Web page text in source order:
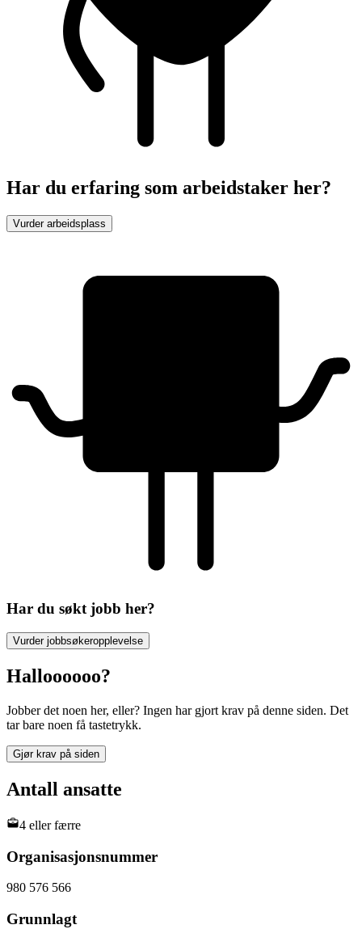
Har du erfaring som arbeidstaker her?
Vurder arbeidsplass
Har du søkt jobb her?
Vurder jobbsøkeropplevelse
Halloooooo?
Jobber det noen her, eller? Ingen har gjort krav på denne siden. Det
tar bare noen få tastetrykk.
Gjør krav på siden
Antall ansatte
4 eller færre
Organisasjonsnummer
980 576 566
Grunnlagt